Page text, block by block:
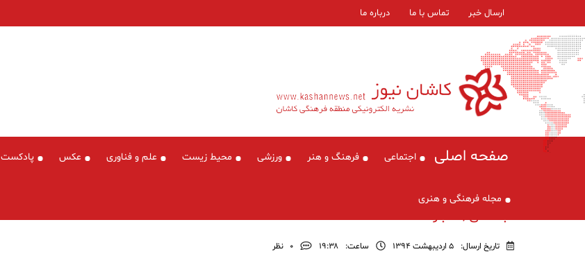
ارسال خبر تماس با ما درباره ما
صفحه اصلی اجتماعی فرهنگ و هنر ورزشی محیط زیست علم و فناوری عکس پادکست
مجله فرهنگی و هنری
اجتماعی , اخبار
تاریخ ارسال: 5 اردیبهشت 1394 ساعت: ۱۹:۳۸ 0 نظر